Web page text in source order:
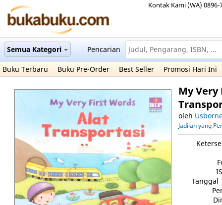
Kontak Kami (WA) 0896-
Semua Kategori Pencarian
Buku Terbaru Buku Pre-Order Best Seller Promosi Hari Ini
My Very
oleh
Jadilah yang
Tanggal